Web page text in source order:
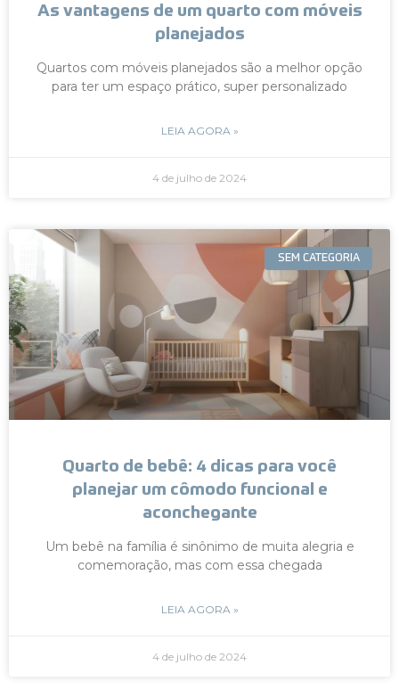
As vantagens de um quarto com móveis
planejados
Quartos com móveis planejados são a melhor opção
para ter um espaço prático, super personalizado
LEIA AGORA »
4 de julho de 2024
SEM CATEGORIA
Quarto de bebê: 4 dicas para você
planejar um cômodo funcional e
aconchegante
Um bebê na família é sinônimo de muita alegria e
comemoração, mas com essa chegada
LEIA AGORA »
4 de julho de 2024